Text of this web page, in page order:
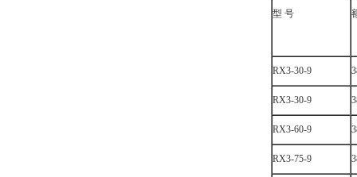
型 号
RX3-30-9
RX3-30-9
RX3-60-9
RX3-75-9